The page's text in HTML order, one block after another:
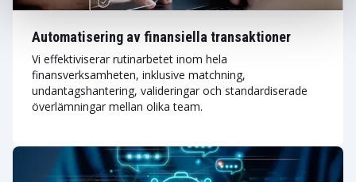
Automatisering av finansiella transaktioner
Vi effektiviserar rutinarbetet inom hela
finansverksamheten, inklusive matchning,
undantagshantering, valideringar och standardiserade
överlämningar mellan olika team.